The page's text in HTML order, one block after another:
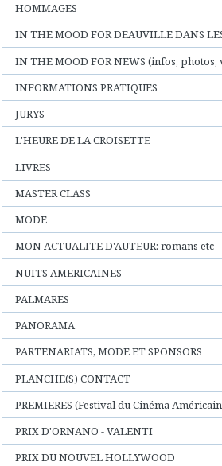
HOMMAGES
IN THE MOOD FOR DEAUVILLE DANS
IN THE MOOD FOR NEWS (infos, photos,
INFORMATIONS PRATIQUES
JURYS
L'HEURE DE LA CROISETTE
LIVRES
MASTER CLASS
MODE
MON ACTUALITE D'AUTEUR: romans etc
NUITS AMERICAINES
PALMARES
PANORAMA
PARTENARIATS, MODE ET SPONSORS
PLANCHE(S) CONTACT
PREMIERES (Festival du Cinéma
PRIX D'ORNANO - VALENTI
PRIX DU NOUVEL HOLLYWOOD